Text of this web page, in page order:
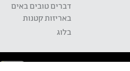
דברים טובים באים
באריזות קטנות
בלוג